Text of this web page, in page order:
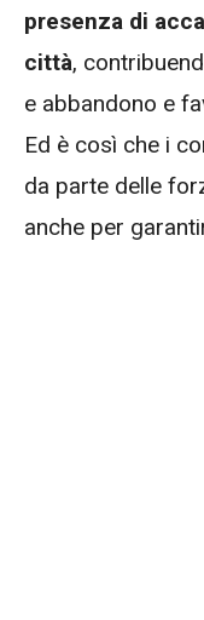
presenza di
città,
e abbandono e
Ed è così che i
da parte delle
anche per